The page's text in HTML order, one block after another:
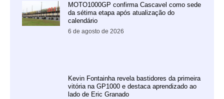
MOTO1000GP confirma Cascavel como sede
da sétima etapa após atualização do
calendário
6 de agosto de 2026
Kevin Fontainha revela bastidores da primeira
vitória na GP1000 e destaca aprendizado ao
lado de Eric Granado